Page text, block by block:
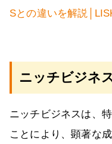
Sとの違いを解説
ニッチビジネ
ニッチビジネスは、
ことにより、顕著な